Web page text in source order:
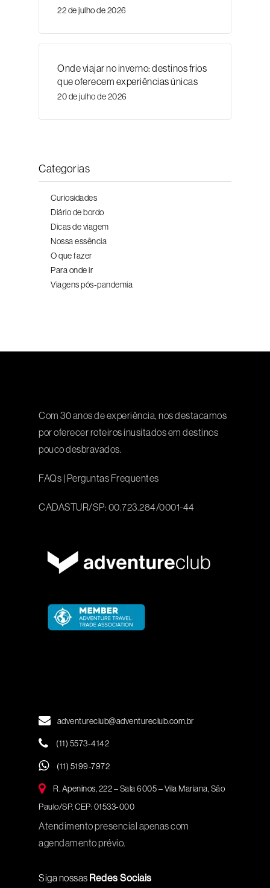
22 de julho de 2026
Onde viajar no inverno: destinos frios
que oferecem experiências únicas
20 de julho de 2026
Categorias
Curiosidades
Diário de bordo
Dicas de viagem
Nossa essência
O que fazer
Para onde ir
Viagens pós-pandemia
Com 30 anos de experiência, nos destacamos
por oferecer roteiros inusitados em destinos
pouco desbravados.
FAQs | Perguntas Frequentes
CADASTUR/SP: 00.723.284/0001-44
adventureclub@adventureclub.com.br
(11) 5573-4142
(11) 5199-7972
R. Apeninos, 222 – Sala 6005 – Vila Mariana, São
Paulo/SP, CEP: 01533-000
Atendimento presencial apenas com
agendamento prévio.
Siga nossas Redes Sociais